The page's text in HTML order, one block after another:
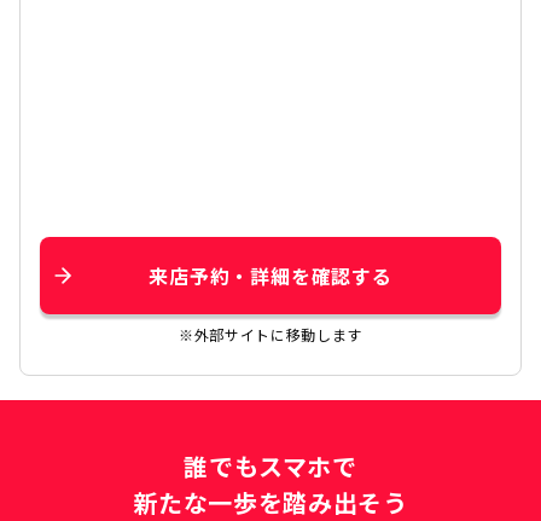
来店予約・詳細を確認する
※外部サイトに移動します
誰でもスマホで
新たな一歩を踏み出そう